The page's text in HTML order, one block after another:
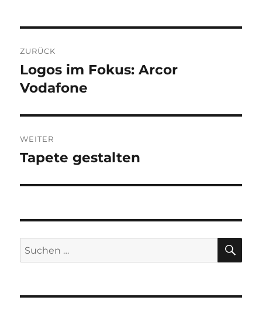
ZURÜCK
Vorheriger
Beitrag:
Logos im Fokus: Arcor
Vodafone
WEITER
Nächster
Tapete gestalten
Suchen
nach: